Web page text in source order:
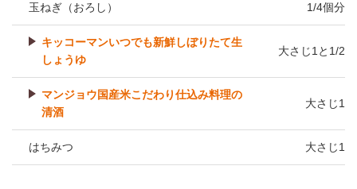
玉ねぎ（おろし） 1/4個分
キッコーマンいつでも新鮮しぼりたて生
しょうゆ
大さじ1と1/2
マンジョウ国産米こだわり仕込み料理の
清酒
大さじ1
はちみつ 大さじ1